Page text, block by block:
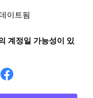
이트됨
계정일 가능성이 있